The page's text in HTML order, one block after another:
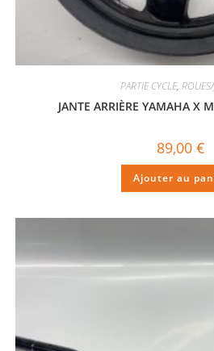
PARTIE CYCLE,
JANTE ARRIÈRE YAMAHA X
89,00 €
Ajouter au